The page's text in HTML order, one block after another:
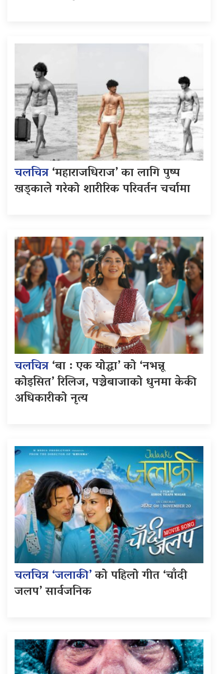
चलचित्र‘महाराजधिराज’ का लागि पुष्प
खड्काले गरेको शारीरिक परिवर्तन चर्चामा
चलचित्र‘बा : एक योद्धा’ को ‘नभन्नू
कोइसित’ रिलिज, पञ्चेबाजाको धुनमा केकी
अधिकारीको नृत्य
चलचित्र ‘जलाकी’को पहिलो गीत ‘चाँदी
जलप’ सार्वजनिक